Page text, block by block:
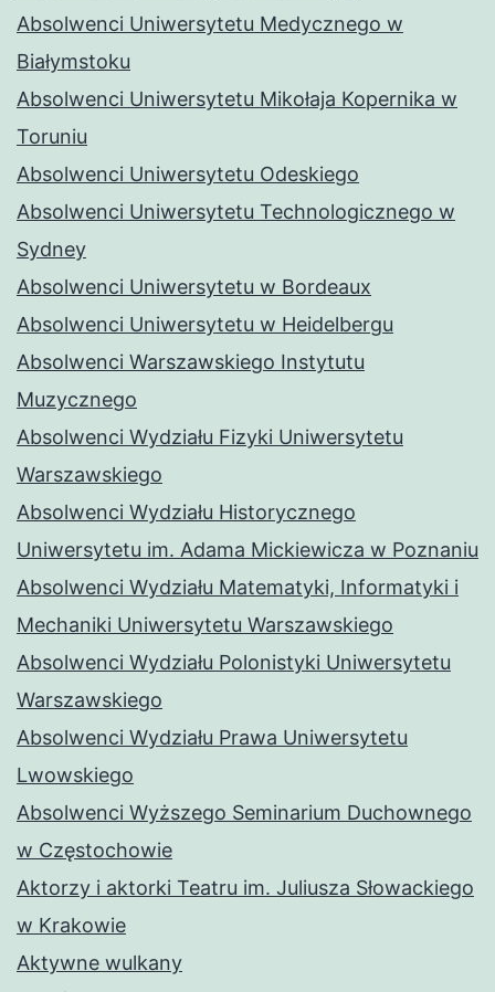
Absolwenci Uniwersytetu Medycznego w
Białymstoku
Absolwenci Uniwersytetu Mikołaja Kopernika w
Toruniu
Absolwenci Uniwersytetu Odeskiego
Absolwenci Uniwersytetu Technologicznego w
Sydney
Absolwenci Uniwersytetu w Bordeaux
Absolwenci Uniwersytetu w Heidelbergu
Absolwenci Warszawskiego Instytutu
Muzycznego
Absolwenci Wydziału Fizyki Uniwersytetu
Warszawskiego
Absolwenci Wydziału Historycznego
Uniwersytetu im. Adama Mickiewicza w Poznaniu
Absolwenci Wydziału Matematyki, Informatyki i
Mechaniki Uniwersytetu Warszawskiego
Absolwenci Wydziału Polonistyki Uniwersytetu
Warszawskiego
Absolwenci Wydziału Prawa Uniwersytetu
Lwowskiego
Absolwenci Wyższego Seminarium Duchownego
w Częstochowie
Aktorzy i aktorki Teatru im. Juliusza Słowackiego
w Krakowie
Aktywne wulkany